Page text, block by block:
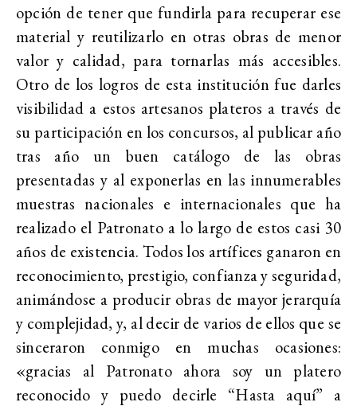
opción de tener que fundirla para recuperar ese
material y reutilizarlo en otras obras de menor
valor y calidad, para tornarlas más accesibles.
Otro de los logros de esta institución fue darles
visibilidad a estos artesanos plateros a través de
su participación en los concursos, al publicar año
tras año un buen catálogo de las obras
presentadas y al exponerlas en las innumerables
muestras nacionales e internacionales que ha
realizado el Patronato a lo largo de estos casi 30
años de existencia. Todos los artífices ganaron en
reconocimiento, prestigio, confianza y seguridad,
animándose a producir obras de mayor jerarquía
y complejidad, y, al decir de varios de ellos que se
sinceraron conmigo en muchas ocasiones:
«gracias al Patronato ahora soy un platero
reconocido y puedo decirle “Hasta aquí” a